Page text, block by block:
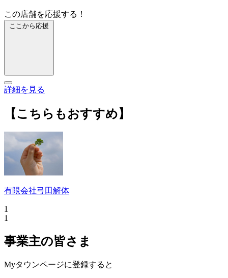
この店舗を応援する！
ここから応援
詳細を見る
【こちらもおすすめ】
有限会社弓田解体
1
1
事業主の皆さま
Myタウンページに登録すると